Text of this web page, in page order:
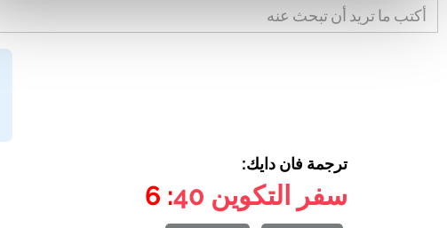
ترجمة فان دايك:
سفر التكوين 40
: 6